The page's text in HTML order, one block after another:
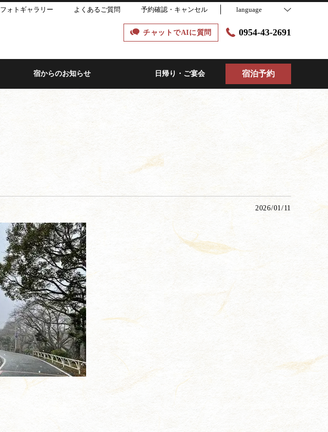
フォトギャラリー よくあるご質問 予約確認・キャンセル language
チャットでAIに質問 0954-43-2691
宿からのお知らせ 日帰り・ご宴会 宿泊予約
2026/01/11